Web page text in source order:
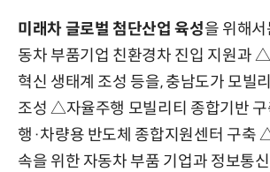
미래차 글로벌 첨단산업 육성을 위해
동차 부품기업 친환경차 진입 지원과
혁신 생태계 조성 등을, 충남도가 모빌
조성 △자율주행 모빌리티 종합기반
행·차량용 반도체 종합지원센터 구축
속을 위한 자동차 부품 기업과 정보통